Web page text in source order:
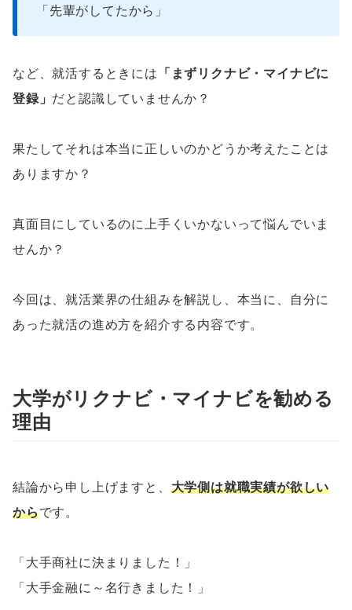
「先輩がしてたから」
など、就活するときには
「まずリクナビ・マイナビに
登録」 だと認識していませんか？
果たしてそれは本当に正しいのかどうか考えたことは
ありますか？
真面目にしているのに上手くいかないって悩んでいま
せんか？
今回は、就活業界の仕組みを解説し、本当に、自分に
あった就活の進め方を紹介する内容です。
大学がリクナビ・マイナビを勧める
理由
結論から申し上げますと、 大学側は就職実績が欲しい
からです。
「大手商社に決まりました！」
「大手金融に～名行きました！」